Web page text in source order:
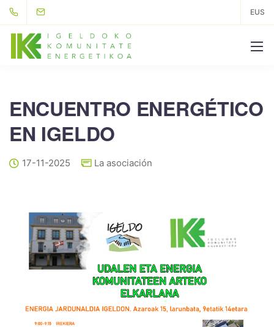
EUS
ENCUENTRO ENERGÉTICO
EN IGELDO
17-11-2025 La asociación